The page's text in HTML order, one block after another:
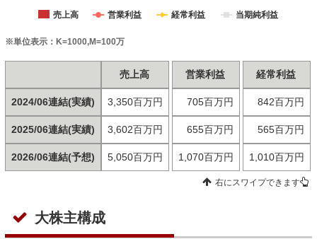
売上高 営業利益 経常利益 当期純利益
※単位表示：K=1000,M=100万
2024/06連結(実績)
2025/06連結(実績)
2026/06連結(予想)
売上高
3,350百万円
3,602百万円
5,050百万円
営業利益
705百万円
655百万円
1,070百万円
経常利益
842百万円
565百万円
1,010百万円
右にスワイプできます
大株主構成